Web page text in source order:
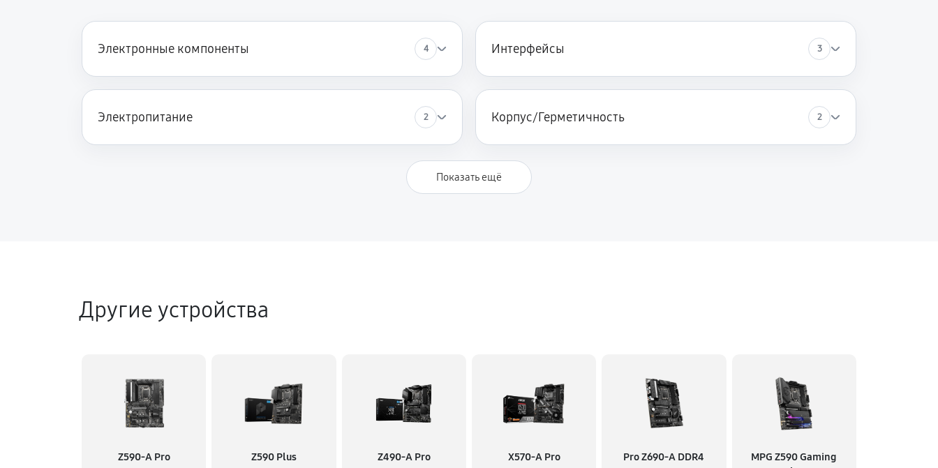
Электронные компоненты 4 Интерфейсы 3
Электропитание 2 Корпус/Герметичность 2
Показать ещё
Другие устройства
Z590-A Pro Z590 Plus Z490-A Pro X570-A Pro Pro Z690-A DDR4
MPG Z590 Gaming